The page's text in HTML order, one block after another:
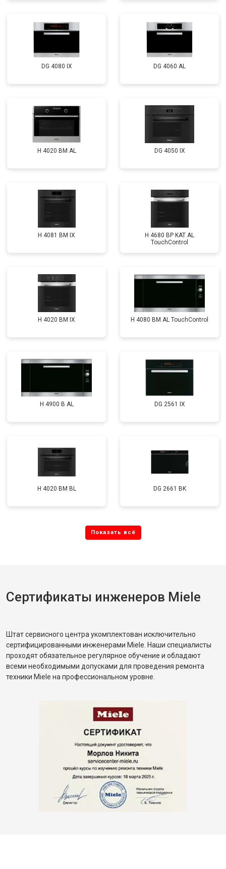
DG 4080 IX DG 4060 AL
H 4020 BM AL DG 4050 IX
H 4081 ВМ IX
H 4680 BP KAT AL
TouchControl
H 4020 BM IX H 4080 BM AL TouchControl
H 4900 B AL DG 2561 IX
H 4020 BM BL DG 2661 BK
Сертификаты инженеров Miele
Штат сервисного центра укомплектован исключительно
сертифицированными инженерами Miele. Наши специалисты
проходят обязательное регулярное обучение и обладают
всеми необходимыми допусками для проведения ремонта
техники Miele на профессиональном уровне.